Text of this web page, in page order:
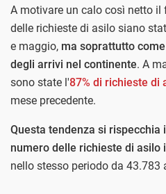
A motivare un calo così netto il
delle richieste di asilo siano
e maggio, ma soprattutto
degli arrivi nel continente. A
sono state l'87% di richieste di
mese precedente.
Questa tendenza si rispecchia
numero delle richieste di asilo
nello stesso periodo da 43.783